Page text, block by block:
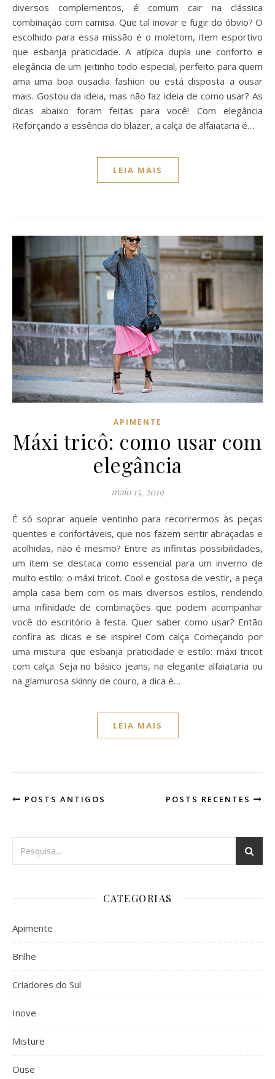
diversos complementos, é comum cair na clássica
combinação com camisa. Que tal inovar e fugir do óbvio? O
escolhido para essa missão é o moletom, item esportivo
que esbanja praticidade. A atípica dupla une conforto e
elegância de um jeitinho todo especial, perfeito para quem
ama uma boa ousadia fashion ou está disposta a ousar
mais. Gostou da ideia, mas não faz ideia de como usar? As
dicas abaixo foram feitas para você! Com elegância
Reforçando a essência do blazer, a calça de alfaiataria é…
LEIA MAIS
APIMENTE
Máxi tricô: como usar com
elegância
maio 15, 2019
É só soprar aquele ventinho para recorrermos às peças
quentes e confortáveis, que nos fazem sentir abraçadas e
acolhidas, não é mesmo? Entre as infinitas possibilidades,
um item se destaca como essencial para um inverno de
muito estilo: o máxi tricot. Cool e gostosa de vestir, a peça
ampla casa bem com os mais diversos estilos, rendendo
uma infinidade de combinações que podem acompanhar
você do escritório à festa. Quer saber como usar? Então
confira as dicas e se inspire! Com calça Começando por
uma mistura que esbanja praticidade e estilo: máxi tricot
com calça. Seja no básico jeans, na elegante alfaiataria ou
na glamurosa skinny de couro, a dica é…
LEIA MAIS
POSTS ANTIGOS POSTS RECENTES
CATEGORIAS
Apimente
Brilhe
Criadores do Sul
Inove
Misture
Ouse